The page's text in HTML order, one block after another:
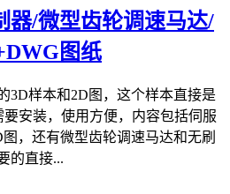
器/微型齿轮调速马达/
图纸
3D样本和2D图，这个样本直接是
安装，使用方便，内容包括伺服
，还有微型齿轮调速马达和无刷
的直接...